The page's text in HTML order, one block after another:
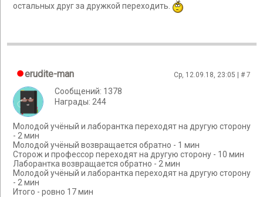
остальных друг за дружкой переходить.
erudite-man Ср, 12.09.18, 23:05 | #7
Сообщений: 1378
Награды: 244
Молодой учёный и лаборантка переходят на другую сторону
- 2 мин
Молодой учёный возвращается обратно - 1 мин
Сторож и профессор переходят на другую сторону - 10 мин
Лаборантка возвращается обратно - 2 мин
Молодой учёный и лаборантка переходят на другую сторону
- 2 мин
Итого - ровно 17 мин